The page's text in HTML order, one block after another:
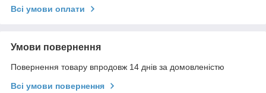
Всі умови оплати
Умови повернення
Повернення товару впродовж 14 днів за домовленістю
Всі умови повернення